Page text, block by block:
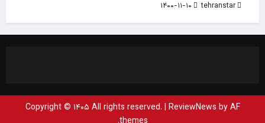
tehranstar
Copyright © ۱۴۰۵ All rights reserved. | ReviewNews by AF